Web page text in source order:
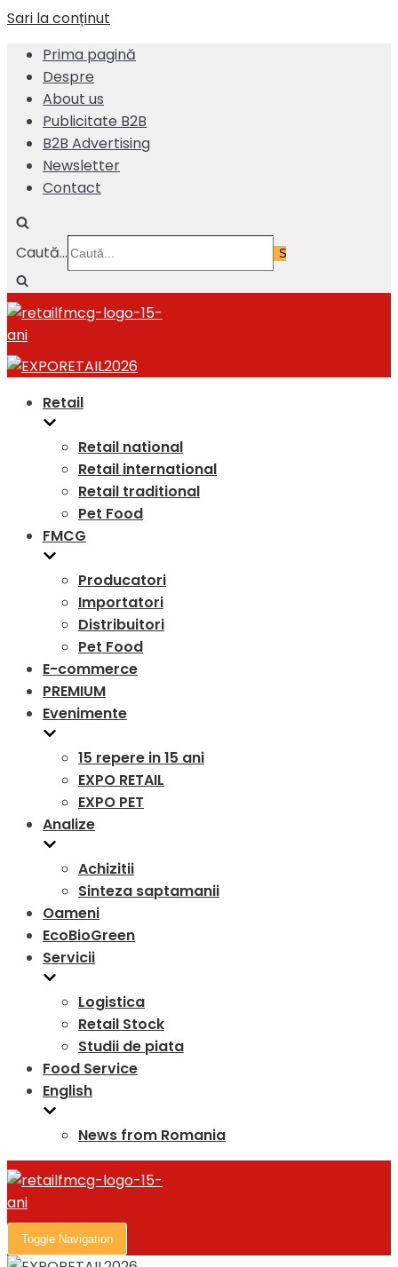
Sari la conținut
Prima pagină
Despre
About us
Publicitate B2B
B2B Advertising
Newsletter
Contact
Caută...
Retail
Retail national
Retail international
Retail traditional
Pet Food
FMCG
Producatori
Importatori
Distribuitori
Pet Food
E-commerce
PREMIUM
Evenimente
15 repere in 15 ani
EXPO RETAIL
EXPO PET
Analize
Achizitii
Sinteza saptamanii
Oameni
EcoBioGreen
Servicii
Logistica
Retail Stock
Studii de piata
Food Service
English
News from Romania
Toggle Navigation